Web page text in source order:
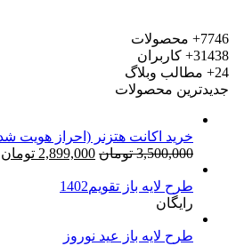
7746+
محصولات
31438+
کاربران
24+
مطالب وبلاگ
جدیدترین محصولات
خرید اکانت هتزنر (احراز هویت
3,500,000 تومان قیمت
2,899,000 تومان
طرح لایه باز تقویم1402
رایگان
طرح لایه باز عید نوروز